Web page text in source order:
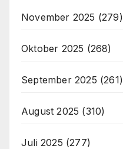
November 2025 (279)
Oktober 2025 (268)
September 2025 (261)
August 2025 (310)
Juli 2025 (277)